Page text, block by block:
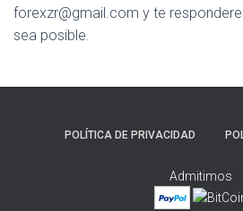
forexzr@gmail.com y te
sea posible.
POLÍTICA DE PRIVACIDAD
Admitimos